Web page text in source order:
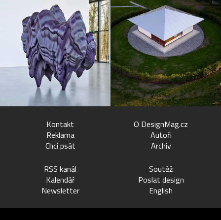
Kontakt
Reklama
Chci psát
O DesignMag.cz
Autoři
Archiv
RSS kanál
Kalendář
Newsletter
Soutěž
Poslat design
English